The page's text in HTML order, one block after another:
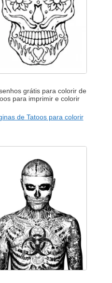
grátis para colorir de
para imprimir e colorir
de Tatoos para colorir